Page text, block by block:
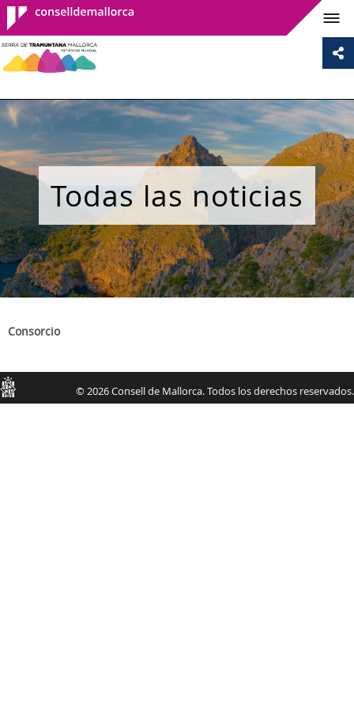
Consell de
Mallorca
Todas las noticias
Consorcio
Consell© 2026 Consell de Mallorca. Todos los derechos reservados.